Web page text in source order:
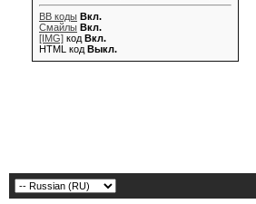
BB коды Вкл.
Смайлы Вкл.
[IMG] код Вкл.
HTML код Выкл.